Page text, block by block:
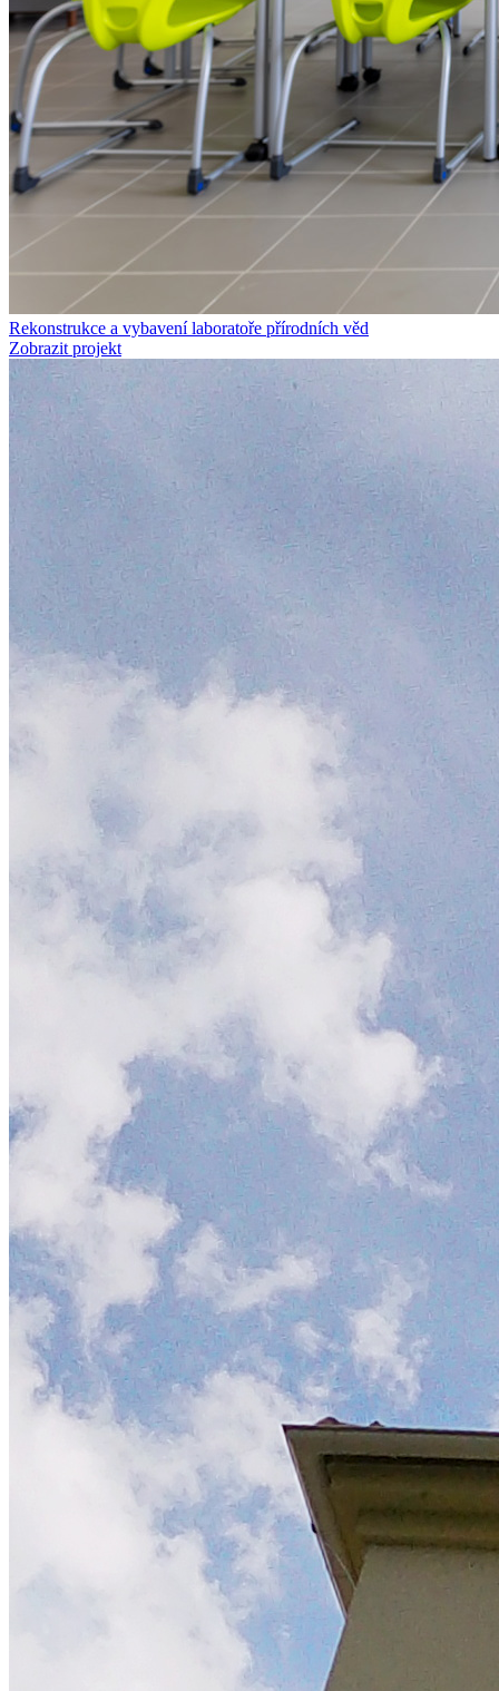
Rekonstrukce a vybavení laboratoře přírodních věd
Zobrazit projekt